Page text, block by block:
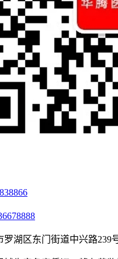
罗湖区东门街道中兴路239